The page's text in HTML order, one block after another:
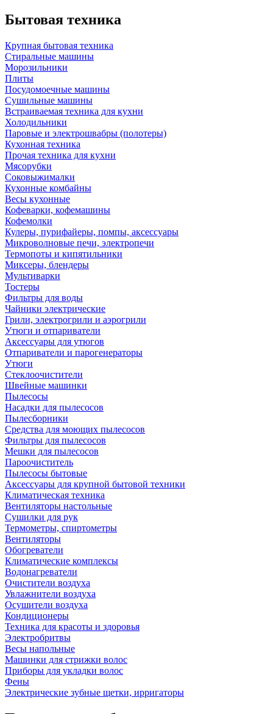
Бытовая техника
Крупная бытовая техника
Стиральные машины
Морозильники
Плиты
Посудомоечные машины
Сушильные машины
Встраиваемая техника для кухни
Холодильники
Паровые и электрошвабры (полотеры)
Кухонная техника
Прочая техника для кухни
Мясорубки
Соковыжималки
Кухонные комбайны
Весы кухонные
Кофеварки, кофемашины
Кофемолки
Кулеры, пурифайеры, помпы, аксессуары
Микроволновые печи, электропечи
Термопоты и кипятильники
Миксеры, блендеры
Мультиварки
Тостеры
Фильтры для воды
Чайники электрические
Грили, электрогрили и аэрогрили
Утюги и отпариватели
Аксессуары для утюгов
Отпариватели и парогенераторы
Утюги
Стеклоочистители
Швейные машинки
Пылесосы
Насадки для пылесосов
Пылесборники
Средства для моющих пылесосов
Фильтры для пылесосов
Мешки для пылесосов
Пароочиститель
Пылесосы бытовые
Аксессуары для крупной бытовой техники
Климатическая техника
Вентиляторы настольные
Сушилки для рук
Термометры, спиртометры
Вентиляторы
Обогреватели
Климатические комплексы
Водонагреватели
Очистители воздуха
Увлажнители воздуха
Осушители воздуха
Кондиционеры
Техника для красоты и здоровья
Электробритвы
Весы напольные
Машинки для стрижки волос
Приборы для укладки волос
Фены
Электрические зубные щетки, ирригаторы